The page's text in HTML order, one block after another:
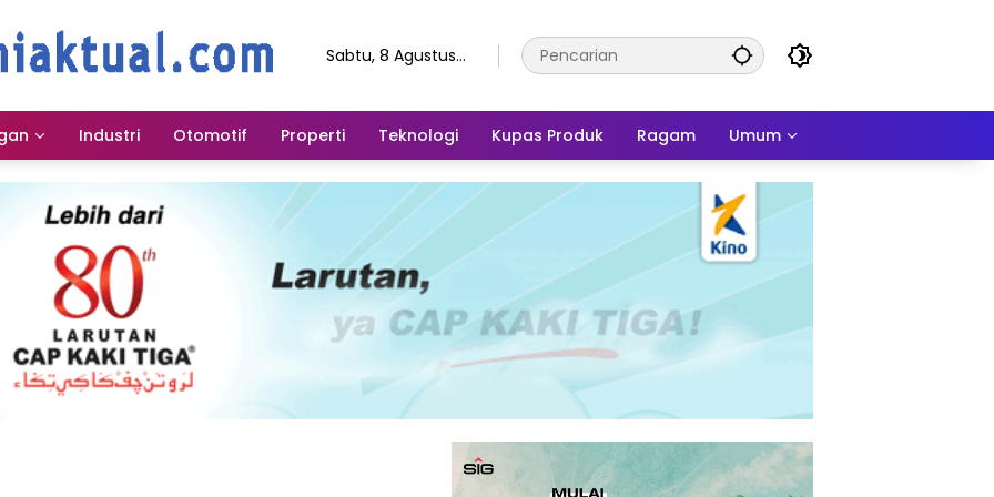
Sabtu, 8 Agustus
Industri Otomotif Properti Teknologi Kupas Produk Ragam Umum